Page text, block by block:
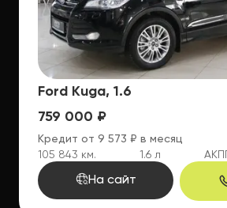
Ford Kuga, 1.6
759 000 ₽
Кредит от 9 573 ₽ в месяц
105 843 км.
1.6 л АКПП
На сайт